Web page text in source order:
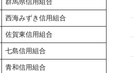
西海みずき信用組合
佐賀東信用組合
七島信用組合
青和信用組合